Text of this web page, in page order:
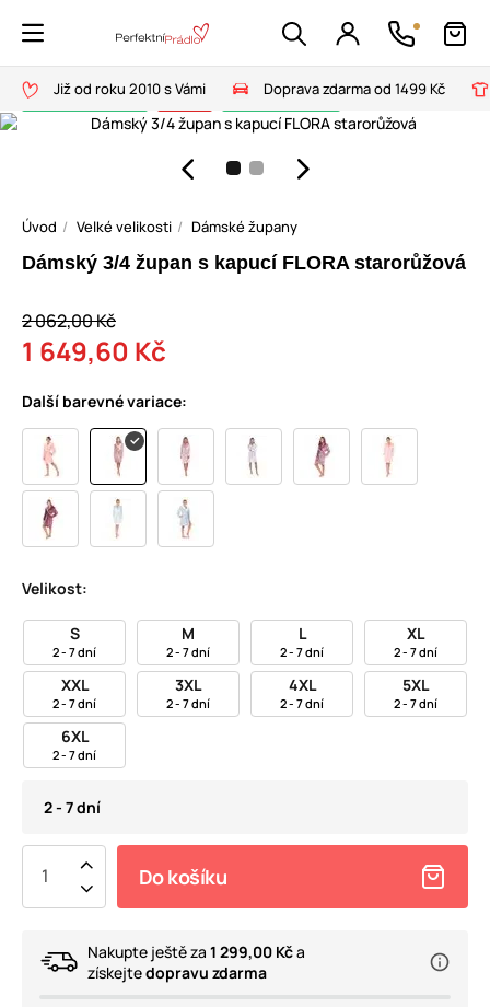
Již od roku 2010 s Vámi Doprava zdarma od 1499 Kč
Doprava zdarma -20% Český výrobek
Úvod Velké velikosti Dámské župany
Dámský 3/4 župan s kapucí FLORA starorůžová
2 062,00 Kč
1 649,60 Kč
Další barevné variace:
Velikost:
S
2 - 7 dní
M
2 - 7 dní
L
2 - 7 dní
XL
2 - 7 dní
XXL
2 - 7 dní
3XL
2 - 7 dní
4XL
2 - 7 dní
5XL
2 - 7 dní
6XL
2 - 7 dní
2 - 7 dní
Do košíku
Nakupte ještě za 1 299,00 Kča
získejtedopravu zdarma